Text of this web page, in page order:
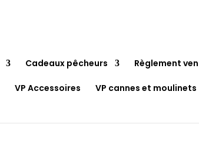
Cadeaux pêcheurs Règlement
VP Accessoires VP cannes et moulinets